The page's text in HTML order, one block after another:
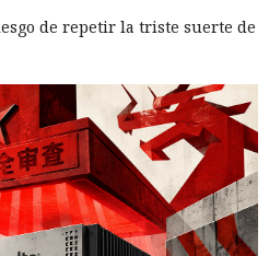
de repetir la triste suerte de